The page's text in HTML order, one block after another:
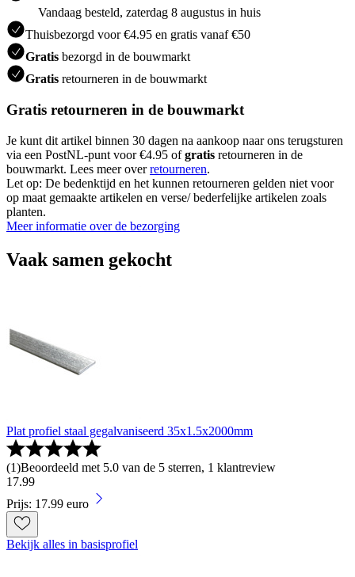
Vandaag besteld, zaterdag 8 augustus in huis
Thuisbezorgd voor €4.95 en gratis vanaf €50
Gratis bezorgd in de bouwmarkt
Gratis retourneren in de bouwmarkt
Gratis retourneren in de bouwmarkt
Je kunt dit artikel binnen 30 dagen na aankoop naar ons terugsturen
via een PostNL-punt voor €4.95 ofgratis retourneren in de
bouwmarkt. Lees meer overretourneren.
Let op: De bedenktijd en het kunnen retourneren gelden niet voor
op maat gemaakte artikelen en verse/ bederfelijke artikelen zoals
planten.
Meer informatie over de bezorging
Vaak samen gekocht
Plat profiel staal gegalvaniseerd 35x1.5x2000mm
(1)Beoordeeld met 5.0 van de 5 sterren, 1 klantreview
17.99
Prijs: 17.99 euro
Bekijk alles in basisprofiel